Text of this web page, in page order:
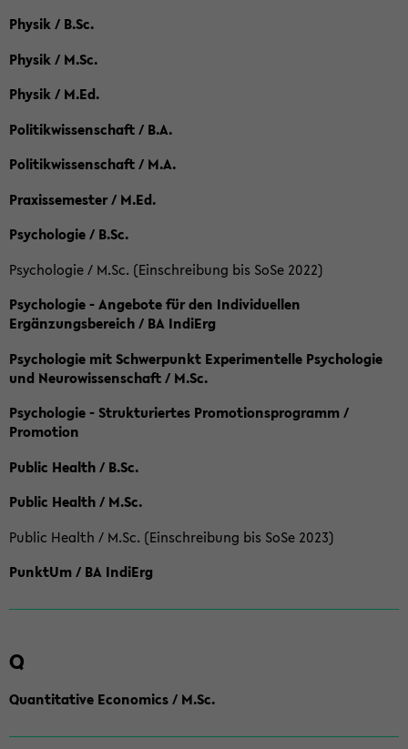
Physik / B.Sc.
Physik / M.Sc.
Physik / M.Ed.
Politikwissenschaft / B.A.
Politikwissenschaft / M.A.
Praxissemester / M.Ed.
Psychologie / B.Sc.
Psychologie / M.Sc. (Einschreibung bis SoSe 2022)
Psychologie - Angebote für den Individuellen
Ergänzungsbereich / BA IndiErg
Psychologie mit Schwerpunkt Experimentelle Psychologie
und Neurowissenschaft / M.Sc.
Psychologie - Strukturiertes Promotionsprogramm /
Promotion
Public Health / B.Sc.
Public Health / M.Sc.
Public Health / M.Sc. (Einschreibung bis SoSe 2023)
PunktUm / BA IndiErg
Q
Quantitative Economics / M.Sc.